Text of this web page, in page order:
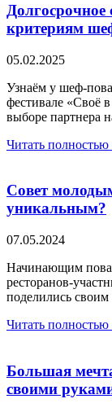
Долгосрочное
критериям
05.02.2025
Узнаём у шеф-
фестивале «Своё
выборе партнера
Читать полностью
Совет
уникальным?
07.05.2024
Начинающим
ресторанов-
поделились
Читать полностью
Большая
своими